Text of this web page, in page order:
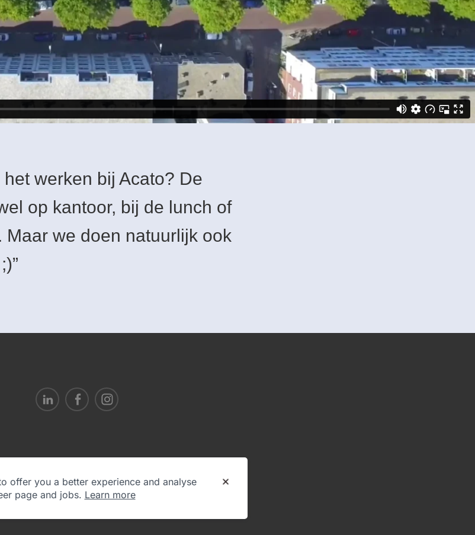
het werken bij Acato? De
op kantoor, bij de lunch of
Maar we doen natuurlijk ook
Privacy Statement
offer you a better experience and analyse
page and jobs. Learn more